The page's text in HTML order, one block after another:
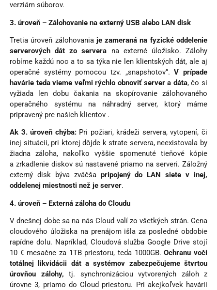
verziám súborov.
3. úroveň – Zálohovanie na externý USB alebo LAN disk
Tretia úroveň zálohovania je zameraná na fyzické oddelenie
serverových dát zo servera na externé úložisko. Zálohy
robíme každú noc a to sa týka nie len klientských dát, ale aj
operačné systémy pomocou tzv. „snapshotov“.V prípade
havárie teda vieme veľmi rýchlo obnoviť server a dáta, čo si
vyžiada len dobu čakania na skopírovanie zálohovaného
operačného systému na náhradný server, ktorý máme
pripravený pre našich klientov .
Ak 3. úroveň chýba: Pri požiari, krádeži servera, vytopení, či
inej situácii, pri ktorej dôjde k strate servera, neexistovala by
žiadna záloha, nakoľko vyššie spomenuté tieňové kópie
a zrkadlenie diskov sú nastavené priamo na serveri. Záložný
externý disk býva zväčša pripojený do LAN siete v inej,
oddelenej miestnosti než je server.
4. úroveň – Externá záloha do Cloudu
V dnešnej dobe sa na nás Cloud valí zo všetkých strán. Cena
cloudového úložiska na prenájom išla za posledné obdobie
rapídne dolu. Napríklad, Cloudová služba Google Drive stojí
10 € mesačne za 1TB priestoru, teda 1000GB.Ochranu voči
totálnej likvidácii dát a systémov zabezpečujeme štvrtou
úrovňou zálohy, tj. synchronizáciou vytvorených záloh z
úrovne 3, priamo do Cloud priestoru. Pri akejkoľvek havárii